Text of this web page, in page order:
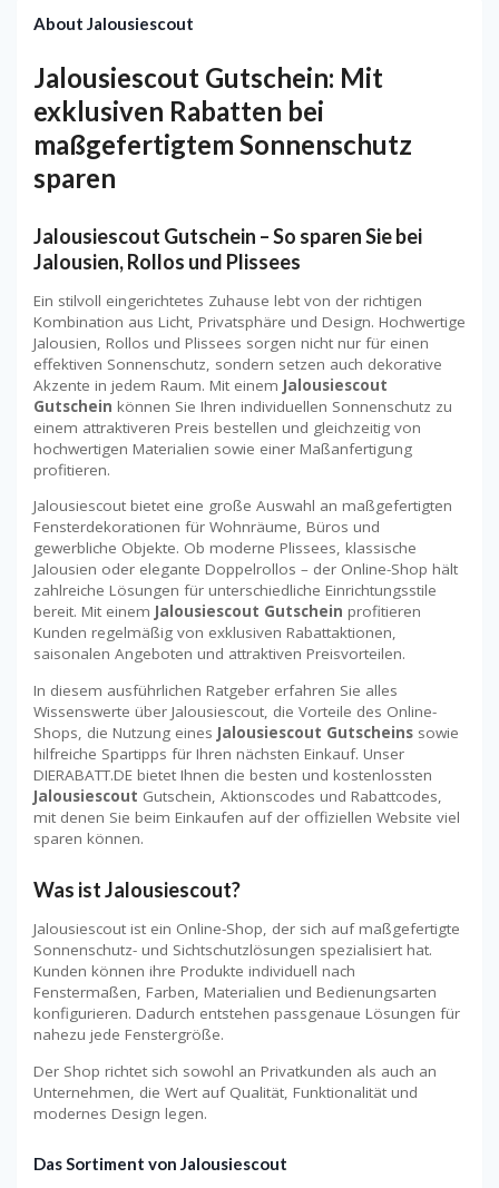
About Jalousiescout
Jalousiescout Gutschein: Mit
exklusiven Rabatten bei
maßgefertigtem Sonnenschutz
sparen
Jalousiescout Gutschein – So sparen Sie bei
Jalousien, Rollos und Plissees
Ein stilvoll eingerichtetes Zuhause lebt von der richtigen
Kombination aus Licht, Privatsphäre und Design. Hochwertige
Jalousien, Rollos und Plissees sorgen nicht nur für einen
effektiven Sonnenschutz, sondern setzen auch dekorative
Akzente in jedem Raum. Mit einem Jalousiescout
Gutschein können Sie Ihren individuellen Sonnenschutz zu
einem attraktiveren Preis bestellen und gleichzeitig von
hochwertigen Materialien sowie einer Maßanfertigung
profitieren.
Jalousiescout bietet eine große Auswahl an maßgefertigten
Fensterdekorationen für Wohnräume, Büros und
gewerbliche Objekte. Ob moderne Plissees, klassische
Jalousien oder elegante Doppelrollos – der Online-Shop hält
zahlreiche Lösungen für unterschiedliche Einrichtungsstile
bereit. Mit einem Jalousiescout Gutschein profitieren
Kunden regelmäßig von exklusiven Rabattaktionen,
saisonalen Angeboten und attraktiven Preisvorteilen.
In diesem ausführlichen Ratgeber erfahren Sie alles
Wissenswerte über Jalousiescout, die Vorteile des Online-
Shops, die Nutzung eines Jalousiescout Gutscheins sowie
hilfreiche Spartipps für Ihren nächsten Einkauf. Unser
DIERABATT.DE bietet Ihnen die besten und kostenlossten
Jalousiescout Gutschein, Aktionscodes und Rabattcodes,
mit denen Sie beim Einkaufen auf der offiziellen Website viel
sparen können.
Was ist Jalousiescout?
Jalousiescout ist ein Online-Shop, der sich auf maßgefertigte
Sonnenschutz- und Sichtschutzlösungen spezialisiert hat.
Kunden können ihre Produkte individuell nach
Fenstermaßen, Farben, Materialien und Bedienungsarten
konfigurieren. Dadurch entstehen passgenaue Lösungen für
nahezu jede Fenstergröße.
Der Shop richtet sich sowohl an Privatkunden als auch an
Unternehmen, die Wert auf Qualität, Funktionalität und
modernes Design legen.
Das Sortiment von Jalousiescout